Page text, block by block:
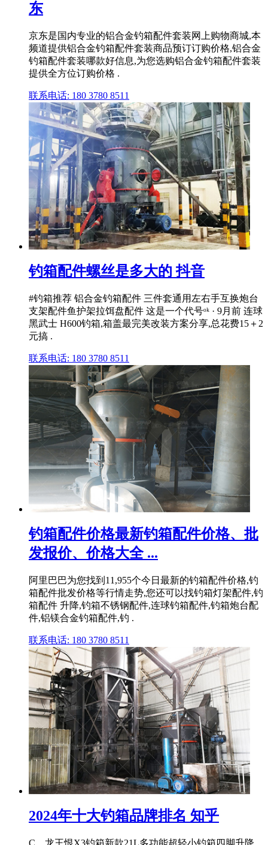
东
京东是国内专业的铝合金钓箱配件套装网上购物商城,本
频道提供铝合金钓箱配件套装商品预订订购价格,铝合金
钓箱配件套装哪款好信息,为您选购铝合金钓箱配件套装
提供全方位订购价格 .
联系电话: 180 3780 8511
钓箱配件螺丝是多大的 抖音
#钓箱推荐 铝合金钓箱配件 三件套通用左右手互换炮台
支架配件鱼护架拉饵盘配件 这是一个代号ᵒᵏ · 9月前 连球
黑武士 H600钓箱,箱盖最完美改装方案分享,总花费15＋2
元搞 .
联系电话: 180 3780 8511
钓箱配件价格最新钓箱配件价格、批
发报价、价格大全 ...
阿里巴巴为您找到11,955个今日最新的钓箱配件价格,钓
箱配件批发价格等行情走势,您还可以找钓箱灯架配件,钓
箱配件 升降,钓箱不锈钢配件,连球钓箱配件,钓箱炮台配
件,铝镁合金钓箱配件,钓 .
联系电话: 180 3780 8511
2024年十大钓箱品牌排名 知乎
C、龙王恨X3钓箱新款21L多功能超轻小钓箱四脚升降